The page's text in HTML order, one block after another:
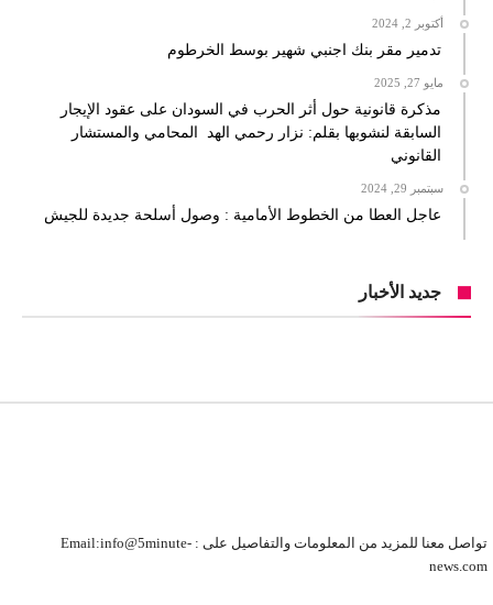
أكتوبر 2, 2024
تدمير مقر بنك اجنبي شهير بوسط الخرطوم
مايو 27, 2025
مذكرة قانونية حول أثر الحرب في السودان على عقود الإيجار
السابقة لنشوبها بقلم: نزار رحمي الهد المحامي والمستشار
القانوني
سبتمبر 29, 2024
عاجل العطا من الخطوط الأمامية : وصول أسلحة جديدة للجيش
جديد الأخبار
تواصل معنا للمزيد من المعلومات والتفاصيل على : Email:info@5minute-
news.com